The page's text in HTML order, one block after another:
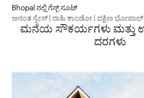
Bhopal ನಲ್ಲಿ ಗೆಸ್ಟ್ ಸೂಟ್
ಅನಂತ ಸ್ಟೇಸ್ | ರಾಹಿ ಕಾಂಡೋ | ದಕ್ಷಿಣ ಭೋಪಾಲ್
ಮನೆಯ ಸೌಕರ್ಯಗಳು ಮತ್ತು
ದರಗಳು